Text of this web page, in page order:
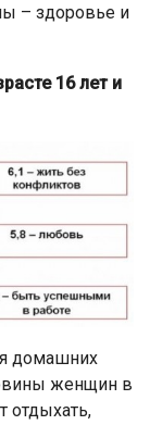
– здоровье и
16 лет и
домашних
женщин в
отдыхать,